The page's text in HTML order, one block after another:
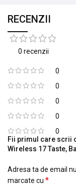
RECENZII
0 recenzii
0
0
0
0
0
Fii primul care scrii
Wireless 17 Taste,
Adresa ta de email
marcate cu *